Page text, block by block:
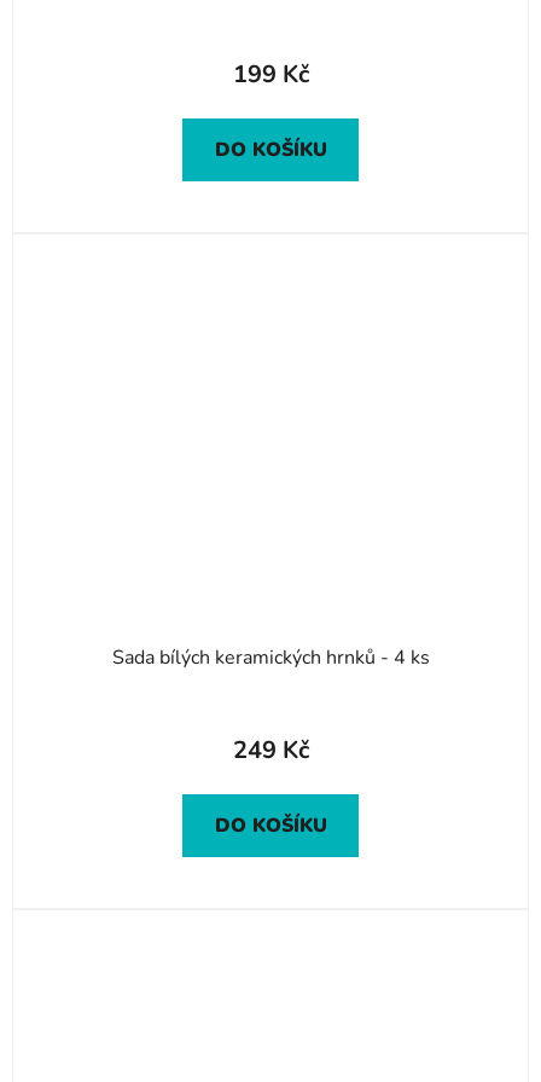
199 Kč
DO KOŠÍKU
Sada bílých keramických hrnků - 4 ks
249 Kč
DO KOŠÍKU